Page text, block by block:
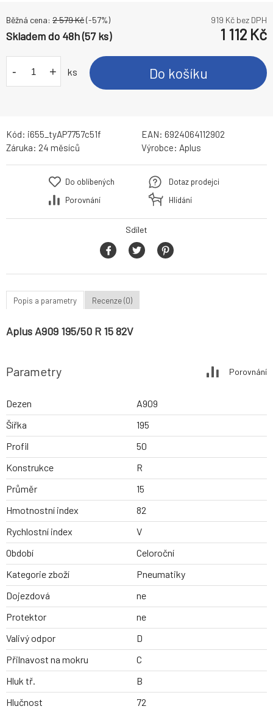
Běžná cena: 2 579Kč(-57%) 919 Kč bez DPH
Skladem do 48h (57 ks) 1 112 Kč
- + ks Do košíku
Kód: i655_tyAP7757c51f EAN: 6924064112902
Záruka: 24 měsíců Výrobce: Aplus
Do oblíbených
Porovnání
Dotaz prodejci
Hlídání
Sdílet
Popis a parametry Recenze (0)
Aplus A909 195/50 R 15 82V
Parametry Porovnání
Dezen
A909
Šířka
195
Profil
50
Konstrukce
R
Průměr
15
Hmotnostní index
82
Rychlostní index
V
Období
Celoroční
Kategorie zboží
Pneumatiky
Dojezdová
ne
Protektor
ne
Valivý odpor
D
Přilnavost na mokru
C
Hluk tř.
B
Hlučnost
72